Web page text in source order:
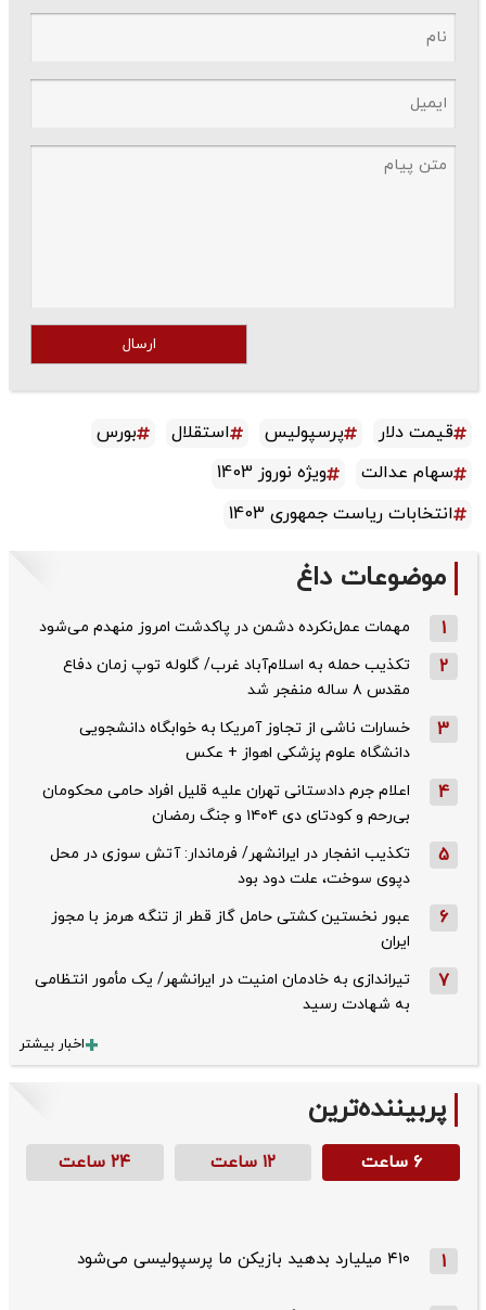
ارسال
قیمت دلار پرسپولیس استقلال
بورس
سهام عدالت
ویژه نوروز 1403
انتخابات ریاست جمهوری 1403
موضوعات داغ
1 مهمات عمل‌نکرده دشمن در پاکدشت امروز منهدم می‌شود
2
تکذیب حمله به اسلام‌آباد غرب/ گلوله توپ زمان دفاع
مقدس ۸ ساله منفجر شد
3
خسارات ناشی از تجاوز آمریکا به خوابگاه دانشجویی
دانشگاه علوم پزشکی اهواز + عکس
4
اعلام جرم دادستانی تهران علیه قلیل افراد حامی محکومان
بی‌رحم و کودتای دی‌ ۱۴۰۴ و جنگ رمضان
5
تکذیب ‌انفجار در ایرانشهر/ فرماندار: آتش سوزی در محل
دپوی سوخت، علت دود بود
6
عبور نخستین کشتی حامل گاز قطر از تنگه هرمز با مجوز
ایران
7
تیراندازی به خادمان امنیت در ایرانشهر/ یک مأمور انتظامی
به شهادت رسید
اخبار بیشتر
پربیننده‌ترین
۶ ساعت ۱۲ ساعت ۲۴ ساعت
1 ۴۱۰ میلیارد بدهید بازیکن ما پرسپولیسی می‌شود